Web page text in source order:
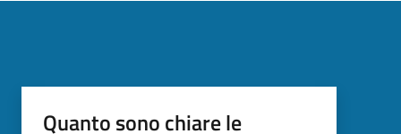
Quanto sono chiare le